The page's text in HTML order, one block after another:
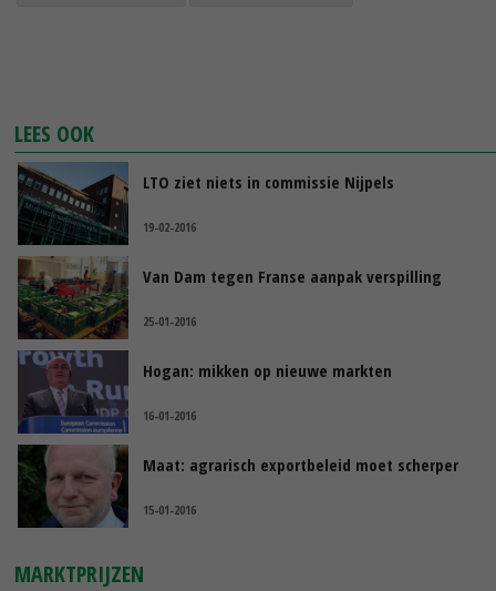
LEES OOK
LTO ziet niets in commissie Nijpels
19-02-2016
Van Dam tegen Franse aanpak verspilling
25-01-2016
Hogan: mikken op nieuwe markten
16-01-2016
Maat: agrarisch exportbeleid moet scherper
15-01-2016
MARKTPRIJZEN